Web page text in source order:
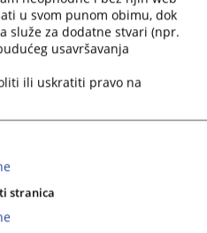
u svom punom obimu, dok
služe za dodatne stvari (npr.
usavršavanja
ili uskratiti pravo na
stranica